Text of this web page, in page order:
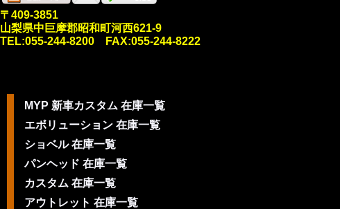
〒409-3851
山梨県中巨摩郡昭和町河西621-9
TEL:055-244-8200 FAX:055-244-8222
MYP 新車カスタム 在庫一覧
エボリューション 在庫一覧
ショベル 在庫一覧
パンヘッド 在庫一覧
カスタム 在庫一覧
アウトレット 在庫一覧